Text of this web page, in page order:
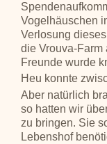
Vogelhäuschen
Verlosung
die Vrouva-Farm
Freunde wurde
Heu konnte
Aber natürlich
so hatten wir
zu bringen. Sie
Lebenshof